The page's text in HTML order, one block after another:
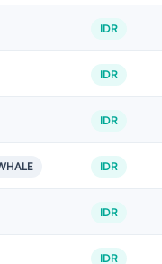
IDR
IDR
IDR
IDR
IDR
IDR